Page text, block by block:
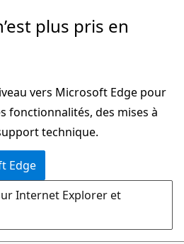
plus pris en
vers Microsoft Edge pour
fonctionnalités, des mises à
technique.
Edge
Internet Explorer et